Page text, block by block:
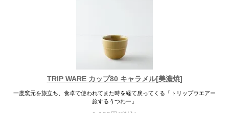
TRIP WARE カップ80 キャラメル[美濃焼]
一度窯元を旅立ち、食卓で使われてまた時を経て戻ってくる「トリップウエアー
旅するうつわー」